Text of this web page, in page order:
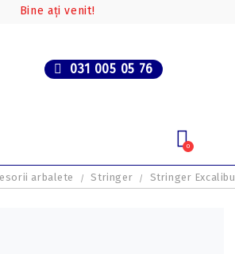
Bine ați venit!
031 005 05 76
0
arbalete Stringer Stringer